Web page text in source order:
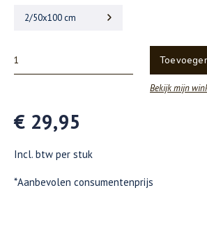
2/50x100 cm
Bekijk mijn
€ 29,95
Incl. btw per stuk
*Aanbevolen consumentenprijs